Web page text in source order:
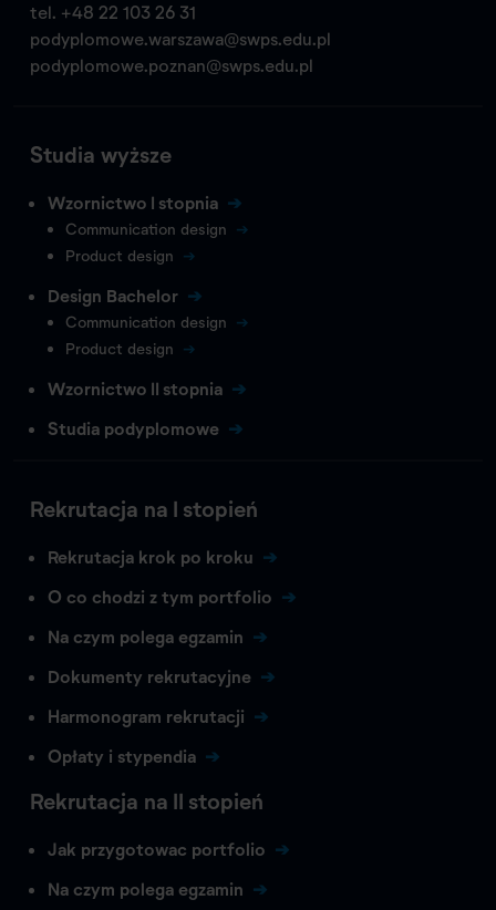
tel. +48 22 103 26 31
podyplomowe.warszawa@swps.edu.pl
podyplomowe.poznan@swps.edu.pl
Studia wyższe
Wzornictwo I stopnia
Communication design
Product design
Design Bachelor
Communication design
Product design
Wzornictwo II stopnia
Studia podyplomowe
Rekrutacja na I stopień
Rekrutacja krok po kroku
O co chodzi z tym portfolio
Na czym polega egzamin
Dokumenty rekrutacyjne
Harmonogram rekrutacji
Opłaty i stypendia
Rekrutacja na II stopień
Jak przygotowac portfolio
Na czym polega egzamin